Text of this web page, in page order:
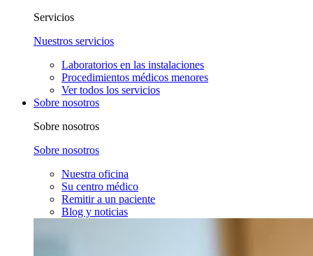
Servicios
Nuestros servicios
Laboratorios en las instalaciones
Procedimientos médicos menores
Ver todos los servicios
Sobre nosotros
Sobre nosotros
Sobre nosotros
Nuestra oficina
Su centro médico
Remitir a un paciente
Blog y noticias